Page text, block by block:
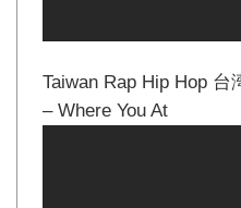
Taiwan Rap Hip Hop
– Where You At